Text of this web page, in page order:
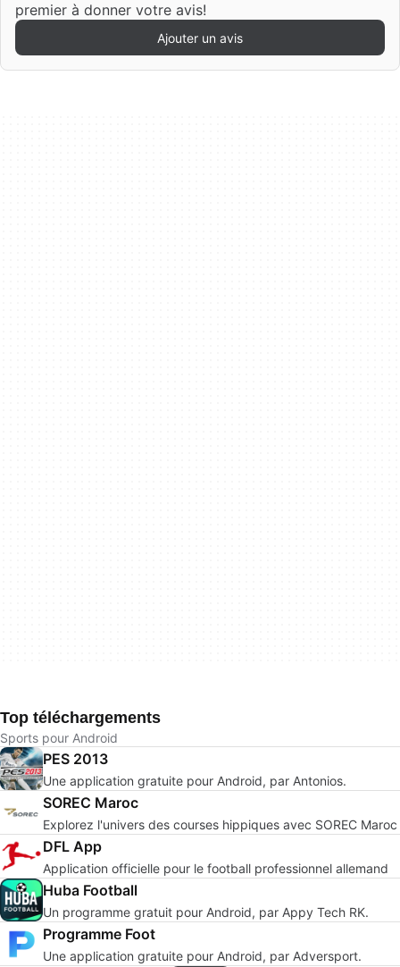
premier à donner votre avis!
Ajouter un avis
Top téléchargements
Sports pour Android
PES 2013
Une application gratuite pour Android, par Antonios.
SOREC Maroc
Explorez l'univers des courses hippiques avec SOREC Maroc
DFL App
Application officielle pour le football professionnel allemand
Huba Football
Un programme gratuit pour Android, par Appy Tech RK.
Programme Foot
Une application gratuite pour Android, par Adversport.